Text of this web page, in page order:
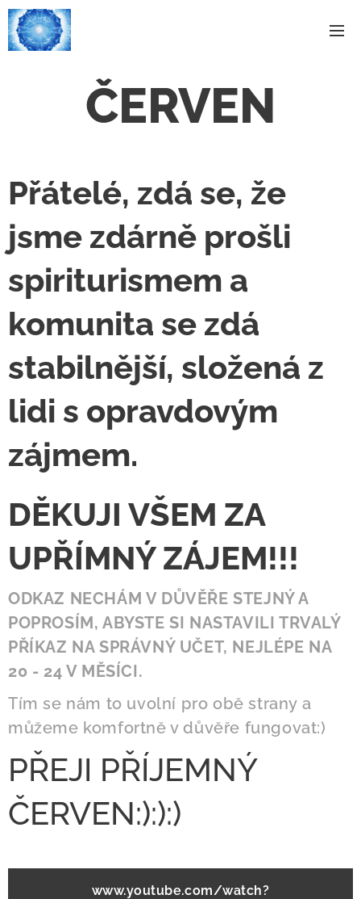
ČERVEN
Přátelé, zdá se, že
jsme zdárně prošli
spiriturismem a
komunita se zdá
stabilnější, složená z
lidi s opravdovým
zájmem.
DĚKUJI VŠEM ZA
UPŘÍMNÝ ZÁJEM!!!
ODKAZ NECHÁM V DŮVĚŘE STEJNÝ A
POPROSÍM, ABYSTE SI NASTAVILI TRVALÝ
PŘÍKAZ NA SPRÁVNÝ UČET, NEJLÉPE NA
20 - 24 V MĚSÍCI.
Tím se nám to uvolní pro obě strany a
můžeme komfortně v důvěře fungovat:)
PŘEJI PŘÍJEMNÝ
ČERVEN:):):)
www.youtube.com/watch?